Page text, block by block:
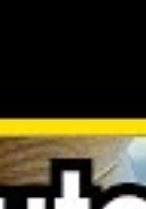
été placé en
de
La